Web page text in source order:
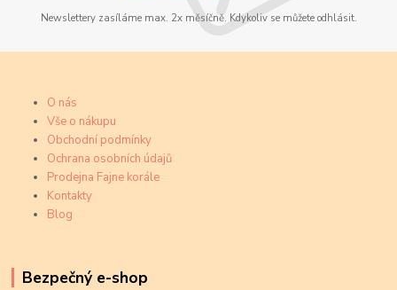
Newslettery zasíláme max. 2x měsíčně. Kdykoliv se můžete odhlásit.
O nás
Vše o nákupu
Obchodní podmínky
Ochrana osobních údajů
Prodejna Fajne korále
Kontakty
Blog
Bezpečný e-shop